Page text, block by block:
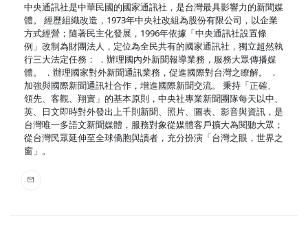
中央通訊社是中華民國的國家通訊社，是台灣最具影響力的新聞媒
體。 經歷組織改造，1973年中央社改組為股份有限公司，以企業
方式經營；隨著民主化發展，1996年依據「中央通訊社設置條
例」改制為財團法人，定位為全民共有的國家通訊社，獨立超然執
行三大法定任務： ．辦理國內外新聞報導業務，服務大眾傳播媒
體。 ．辦理國家對外新聞通訊業務，促進國際對台灣之瞭解。 ．
加強與國際新聞通訊社合作，增進國際新聞交流。 秉持「正確、
領先、客觀、翔實」的基本原則，中央社專業新聞團隊每天以中、
英、日文即時對外發出上千則新聞、照片、圖表、影音與資訊，是
台灣唯一多語文新聞媒體，服務對象從媒體客戶擴大為閱聽大眾；
從台灣民眾延伸至全球僑胞與讀者，充分扮演「台灣之眼，世界之
窗」。